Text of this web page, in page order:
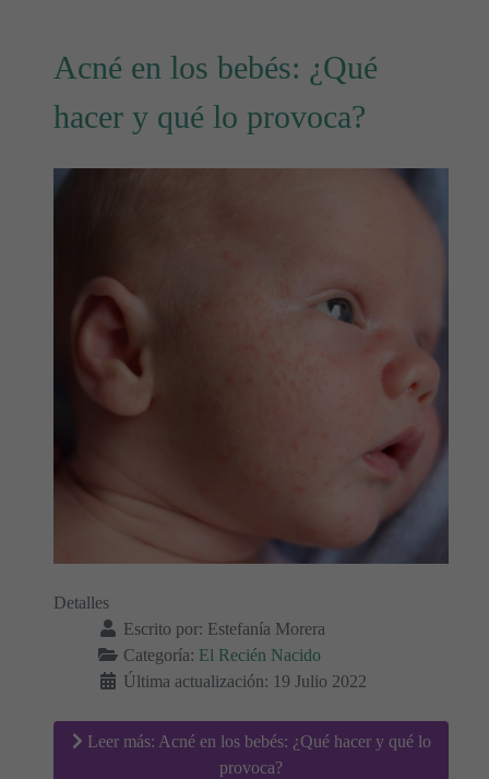
Acné en los bebés: ¿Qué
hacer y qué lo provoca?
Detalles
Escrito por: Estefanía Morera
Categoría: El Recién Nacido
Última actualización: 19 Julio 2022
Leer más: Acné en los bebés: ¿Qué hacer y qué lo
provoca?